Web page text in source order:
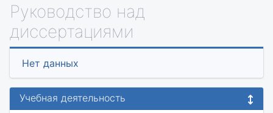
Руководство над
диссертациями
Нет данных
Учебная деятельность